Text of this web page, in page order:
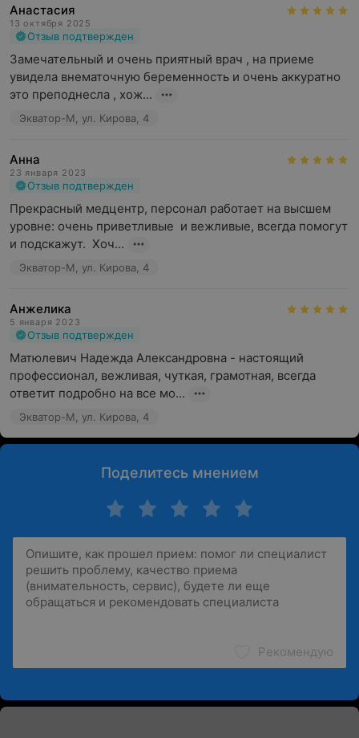
Анастасия
13 октября 2025
Отзыв подтвержден
Замечательный и очень приятный врач , на приеме
увидела внематочную беременность и очень аккуратно
это преподнесла , хож...
Экватор-М, ул. Кирова, 4
Анна
23 января 2023
Отзыв подтвержден
Прекрасный медцентр, персонал работает на высшем
уровне: очень приветливые  и вежливые, всегда помогут
и подскажут.  Хоч...
Экватор-М, ул. Кирова, 4
Анжелика
5 января 2023
Отзыв подтвержден
Матюлевич Надежда Александровна - настоящий
профессионал, вежливая, чуткая, грамотная, всегда
ответит подробно на все мо...
Экватор-М, ул. Кирова, 4
Поделитесь мнением
Рекомендую